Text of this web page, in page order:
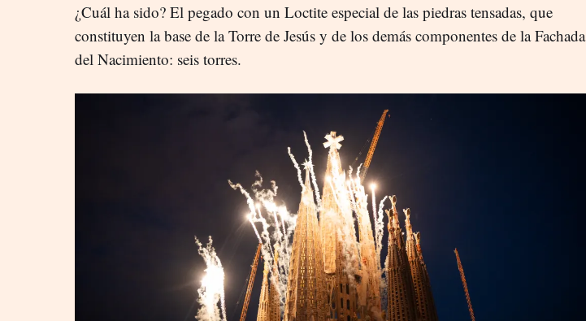
¿Cuál ha sido? El pegado con un Loctite especial de las piedras tensadas, que
constituyen la base de la Torre de Jesús y de los demás componentes de la Fachada
del Nacimiento: seis torres.